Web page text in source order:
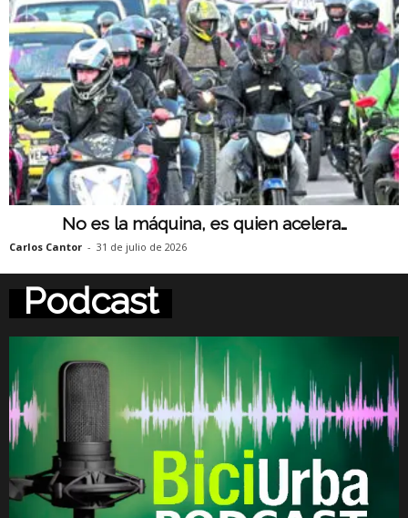
No es la máquina, es quien acelera…
Carlos Cantor - 31 de julio de 2026
Podcast